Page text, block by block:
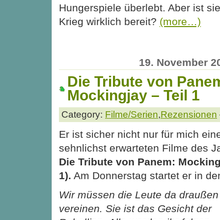
Hungerspiele überlebt. Aber ist
Krieg wirklich bereit? (more…)
19. November
Die Tribute von
Mockingjay – Teil 1
Category: Filme/Serien,Rezensionen
Er ist sicher nicht nur für mich
sehnlichst erwarteten Filme des
Die Tribute von Panem:
1). Am Donnerstag startet er in
Wir müssen die Leute da draußen
vereinen. Sie ist das Gesicht der